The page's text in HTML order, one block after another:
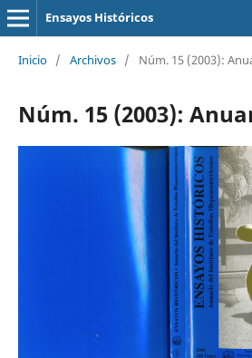
Ensayos Históricos
Inicio / Archivos / Núm. 15 (2003):
Núm. 15 (2003):